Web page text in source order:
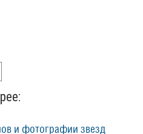
и фотографии звезд